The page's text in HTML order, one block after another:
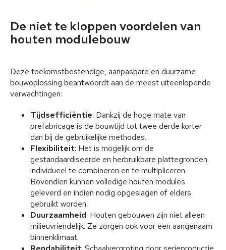
De niet te kloppen voordelen van
houten modulebouw
Deze toekomstbestendige, aanpasbare en duurzame
bouwoplossing beantwoordt aan de meest uiteenlopende
verwachtingen:
Tijdsefficiëntie: Dankzij de hoge mate van
prefabricage is de bouwtijd tot twee derde korter
dan bij de gebruikelijke methodes.
Flexibiliteit: Het is mogelijk om de
gestandaardiseerde en herbruikbare plattegronden
individueel te combineren en te multipliceren.
Bovendien kunnen volledige houten modules
geleverd en indien nodig opgeslagen of elders
gebruikt worden.
Duurzaamheid: Houten gebouwen zijn niet alleen
milieuvriendelijk. Ze zorgen ook voor een aangenaam
binnenklimaat.